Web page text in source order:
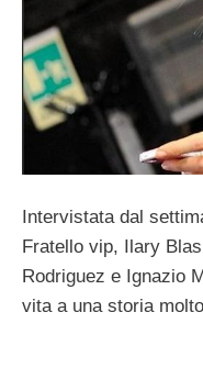
Intervistata dal
Fratello vip, Ilary
Rodriguez e Ignazio
vita a una storia